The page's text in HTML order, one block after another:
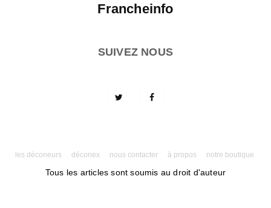
Francheinfo
SUIVEZ NOUS
les déconeurs déconex nous contacter à propos notre boutique
Tous les articles sont soumis au droit d'auteur